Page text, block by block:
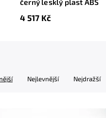
černý lesklý plast ABS
4 517 Kč
Nejlevnější Nejdražší